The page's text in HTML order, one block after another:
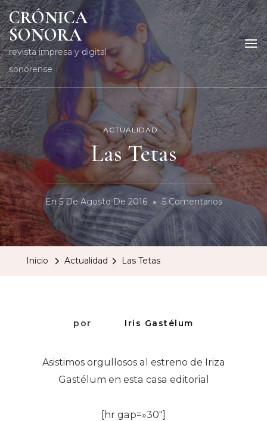
CRÓNICA
SONORA
revista impresa y digital
sonorense
ACTUALIDAD
Las Tetas
En 5 De Agosto De 2016 5 ComentariosEn
Tetas
Inicio Actualidad Las Tetas
por Iris Gastélum
Asistimos orgullosos al estreno de Iriza
Gastélum en esta casa editorial
[hr gap=»30″]